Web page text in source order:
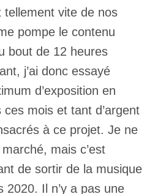
tellement vite de nos
pompe le contenu
bout de 12 heures
j’ai donc essayé
d’exposition en
ces mois et tant d’argent
à ce projet. Je ne
mais c’est
de sortir de la musique
2020. Il n’y a pas une